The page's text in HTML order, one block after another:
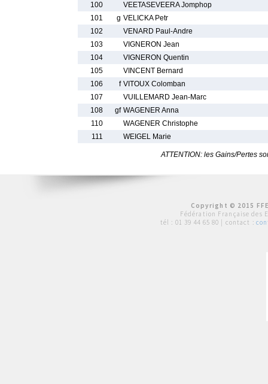
100
VEETASEVEERA Jomphop
101
g VELICKA Petr
102
VENARD Paul-Andre
103
VIGNERON Jean
104
VIGNERON Quentin
105
VINCENT Bernard
106
f VITOUX Colomban
107
VUILLEMARD Jean-Marc
108
gf WAGENER Anna
110
WAGENER Christophe
111
WEIGEL Marie
ATTENTION: les Gains/Pertes
Copyright © 2015
Fédération Française des
tél : 01 39 44 65 80 | contact :